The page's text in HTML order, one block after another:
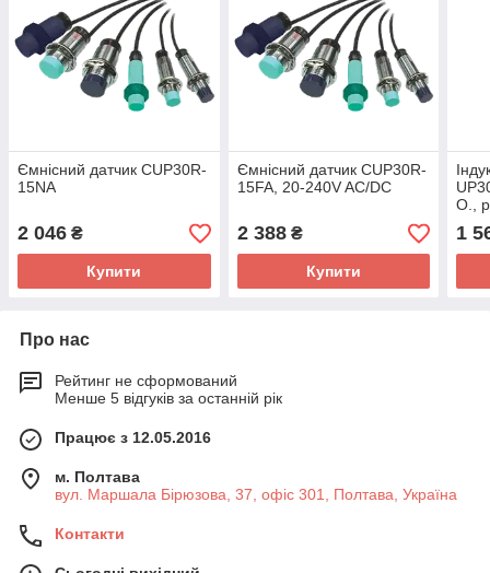
Ємнісний датчик CUP30R-
15NA
2 046 ₴
Купити
Ємнісний датчик CUP30R-
15FA, 20-240V AC/DC
2 388₴
Купити
O.,
1
Про нас
Рейтинг не сформований
Менше 5 відгуків за останній рік
Працює з 12.05.2016
м. Полтава
вул. Маршала Бірюзова, 37, офіс 301, Полтава, Україна
Контакти